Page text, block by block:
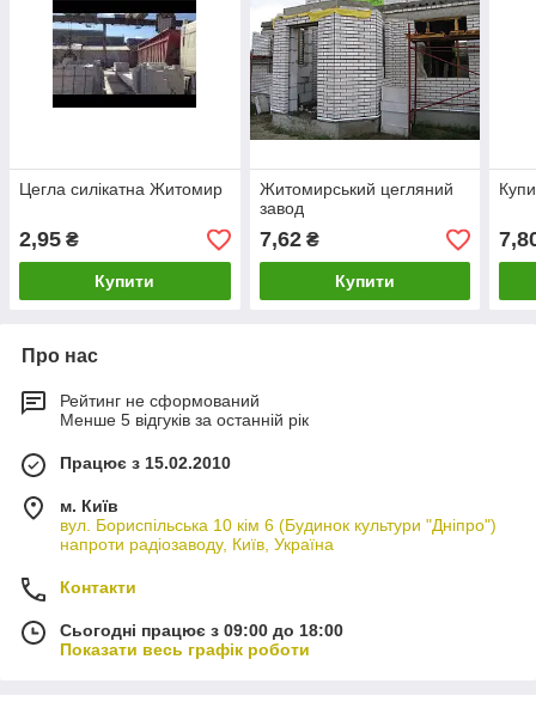
Цегла силікатна Житомир
2,95 ₴
Купити
Житомирський цегляний
завод
7,62₴
Купити
Про нас
Рейтинг не сформований
Менше 5 відгуків за останній рік
Працює з 15.02.2010
м. Київ
вул. Бориспільська 10 кім 6 (Будинок культури "Дніпро")
напроти радіозаводу, Київ, Україна
Контакти
Сьогодні працює з 09:00 до 18:00
Показати весь графік роботи